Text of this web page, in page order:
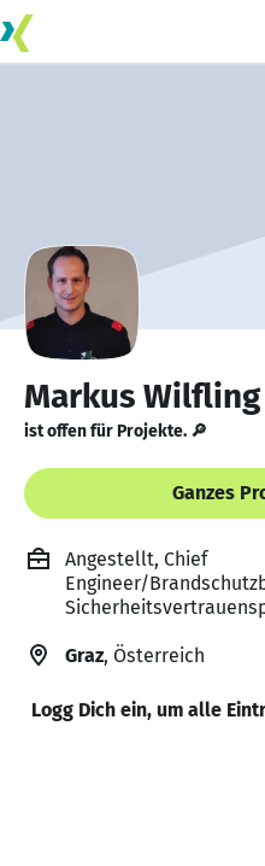
Markus Wilfling
ist offen für Projekte. 🔎
Ganzes
Angestellt, Chief
Engineer/
Graz, Österreich
Logg Dich ein, um alle